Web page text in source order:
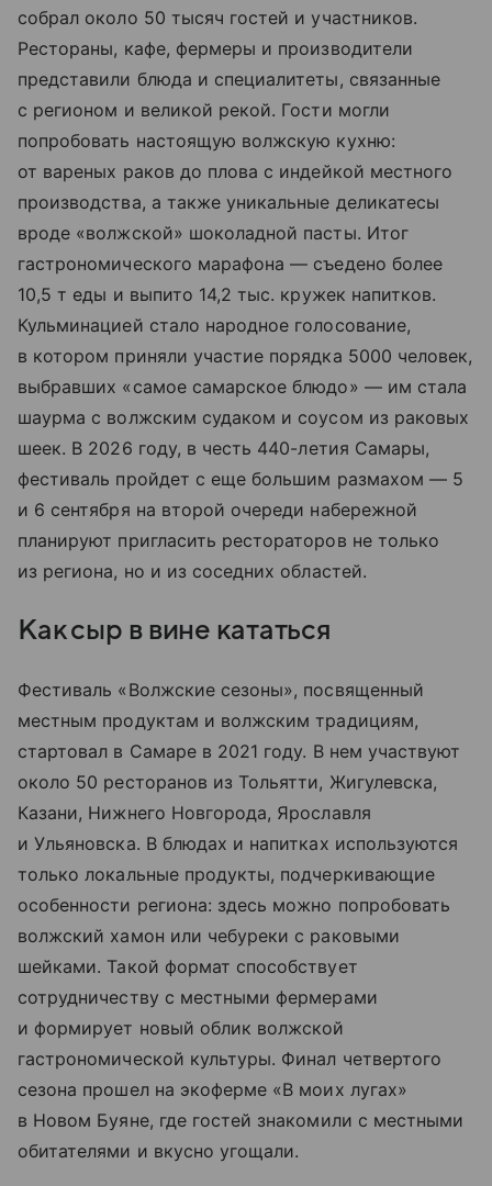
собрал около 50 тысяч гостей и участников.
Рестораны, кафе, фермеры и производители
представили блюда и специалитеты, связанные
с регионом и великой рекой. Гости могли
попробовать настоящую волжскую кухню:
от вареных раков до плова с индейкой местного
производства, а также уникальные деликатесы
вроде «волжской» шоколадной пасты. Итог
гастрономического марафона — съедено более
10,5 т еды и выпито 14,2 тыс. кружек напитков.
Кульминацией стало народное голосование,
в котором приняли участие порядка 5000 человек,
выбравших «самое самарское блюдо» — им стала
шаурма с волжским судаком и соусом из раковых
шеек. В 2026 году, в честь 440-летия Самары,
фестиваль пройдет с еще большим размахом — 5
и 6 сентября на второй очереди набережной
планируют пригласить рестораторов не только
из региона, но и из соседних областей.
Как сыр в вине кататься
Фестиваль «Волжские сезоны», посвященный
местным продуктам и волжским традициям,
стартовал в Самаре в 2021 году. В нем участвуют
около 50 ресторанов из Тольятти, Жигулевска,
Казани, Нижнего Новгорода, Ярославля
и Ульяновска. В блюдах и напитках используются
только локальные продукты, подчеркивающие
особенности региона: здесь можно попробовать
волжский хамон или чебуреки с раковыми
шейками. Такой формат способствует
сотрудничеству с местными фермерами
и формирует новый облик волжской
гастрономической культуры. Финал четвертого
сезона прошел на экоферме «В моих лугах»
в Новом Буяне, где гостей знакомили с местными
обитателями и вкусно угощали.